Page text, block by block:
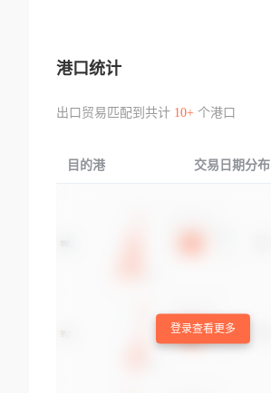
港口统计
出口贸易匹配到共计 10+个港口
目的港 交易日期分布
登录查看更多